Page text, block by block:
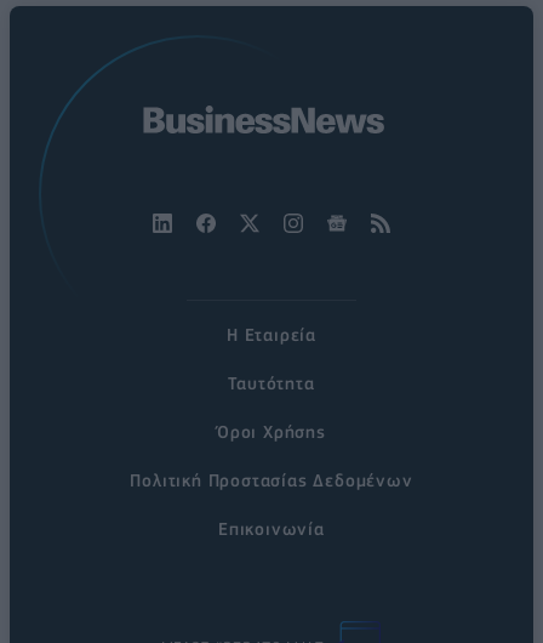
Η Εταιρεία
Ταυτότητα
Όροι Χρήσης
Πολιτική Προστασίας Δεδομένων
Επικοινωνία